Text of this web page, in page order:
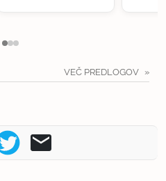
VEČ PREDLOGOV